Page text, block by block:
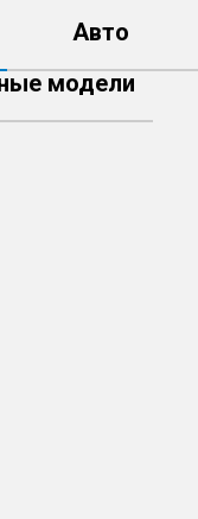
Авто
модели